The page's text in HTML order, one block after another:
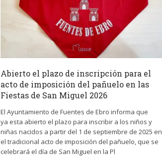
Abierto el plazo de inscripción para el
acto de imposición del pañuelo en las
Fiestas de San Miguel 2026
El Ayuntamiento de Fuentes de Ebro informa que
ya esta abierto el plazo para inscribir a los niños y
niñas nacidos a partir del 1 de septiembre de 2025 en
el tradicional acto de imposición del pañuelo, que se
celebrará el día de San Miguel en la Pl